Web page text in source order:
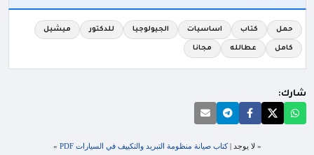
حمل كتاب اساسيات الجيولوجيا للدكتور ميشيل
كامل عطالله مجانا
شارك:
« لا يوجد |كتاب صيانة منظومة التبريد والتكييف في السيارات PDF »